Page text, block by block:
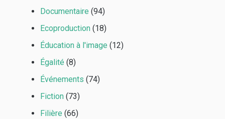
Documentaire (94)
Ecoproduction (18)
Éducation à l'image (12)
Égalité (8)
Événements (74)
Fiction (73)
Filière (66)